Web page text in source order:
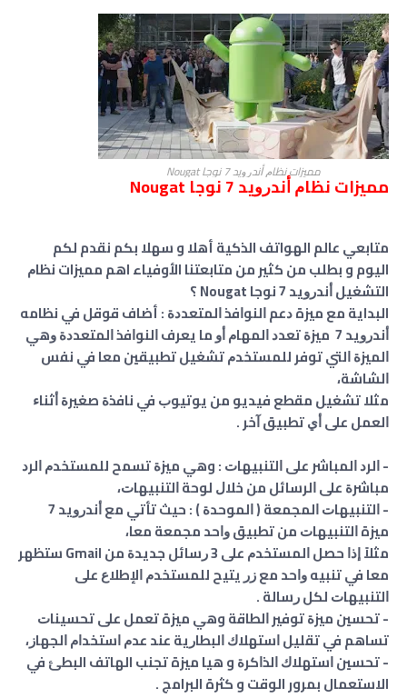
مميزات ﻧﻈﺎﻡ ﺃﻧﺪﺭﻭﻳﺪ 7 ﻧﻮﺟﺎ Nougat
مميزات ﻧﻈﺎﻡ ﺃﻧﺪﺭﻭﻳﺪ 7 ﻧﻮﺟﺎ Nougat
متابعي عالم الهواتف الذكية أهلا و سهلا بكم نقدم لكم
اليوم و بطلب من كثير من متابعتنا الأوفياء اهم مميزات ﻧﻈﺎﻡ
التشغيل ﺃﻧﺪﺭﻭﻳﺪ 7 ﻧﻮﺟﺎ Nougat ؟
البداية مع ميزة ﺩﻋﻢ ﺍﻟﻨﻮﺍﻓﺬ ﺍﻟﻤﺘﻌﺪﺩﺓ : أضاف قوقل في نظامه
ﺃﻧﺪﺭﻭﻳﺪ 7 ﻣﻴﺰﺓ ﺗﻌﺪﺩ ﺍﻟﻤﻬﺎﻡ ﺃﻭ ما يعرف ﺍﻟﻨﻮﺍﻓﺬ ﺍﻟﻤﺘﻌﺪﺩﺓ ﻭﻫﻲ
ﺍﻟﻤﻴﺰﺓ ﺍﻟﺘﻲ ﺗﻮﻓﺮ ﻟﻠﻤﺴﺘﺨﺪﻡ ﺗﺸﻐﻴﻞ ﺗﻄﺒﻴﻘﻴﻦ ﻣﻌﺎ ﻓﻲ ﻧﻔﺲ
ﺍﻟﺸﺎﺷﺔ،
مثلا ﺗﺸﻐﻴﻞ ﻣﻘﻄﻊ ﻓﻴﺪﻳﻮ ﻣﻦ ﻳﻮﺗﻴﻮﺏ ﻓﻲ ﻧﺎﻓﺬﺓ ﺻﻐﻴﺮﺓ ﺃﺛﻨﺎﺀ
ﺍﻟﻌﻤﻞ ﻋﻠﻰ ﺃﻱ ﺗﻄﺒﻴﻖ ﺁﺧﺮ .
- ﺍﻟﺮﺩ ﺍﻟﻤﺒﺎﺷﺮ ﻋﻠﻰ ﺍﻟﺘﻨﺒﻴﻬﺎﺕ : وهي ﻣﻴﺰﺓ تسمح ﻟﻠﻤﺴﺘﺨﺪﻡ ﺍﻟﺮﺩ
ﻣﺒﺎﺷﺮﺓ ﻋﻠﻰ ﺍﻟﺮﺳﺎﺋﻞ ﻣﻦ ﺧﻼﻝ ﻟﻮﺣﺔ ﺍﻟﺘﻨﺒﻴﻬﺎﺕ،
- ﺍﻟﺘﻨﺒﻴﻬﺎﺕ ﺍﻟﻤﺠﻤﻌﺔ ‏( ﺍﻟﻤﻮﺣﺪﺓ ‏) : حيث تأتي مع ﺃﻧﺪﺭﻭﻳﺪ 7
ميزة ﺍﻟﺘﻨﺒﻴﻬﺎﺕ ﻣﻦ ﺗﻄﺒﻴﻖ ﻭﺍﺣﺪ ﻣﺠﻤﻌﺔ ﻣﻌﺎ،
مثلاً ﺇﺫﺍ ﺣﺼﻞ ﺍﻟﻤﺴﺘﺨﺪﻡ ﻋﻠﻰ 3 ﺭﺳﺎﺋﻞ ﺟﺪﻳﺪﺓ ﻣﻦ Gmail ﺳﺘﻈﻬﺮ
ﻣﻌﺎ ﻓﻲ ﺗﻨﺒﻴﻪ ﻭﺍﺣﺪ ﻣﻊ ﺯﺭ ﻳﺘﻴﺢ ﻟﻠﻤﺴﺘﺨﺪﻡ ﺍﻹﻃﻼﻉ ﻋﻠﻰ
ﺍﻟﺘﻨﺒﻴﻬﺎﺕ ﻟﻜﻞ ﺭﺳﺎﻟﺔ .
- ﺗﺤﺴﻴﻦ ﻣﻴﺰﺓ ﺗﻮﻓﻴﺮ ﺍﻟﻄﺎﻗﺔ وهي ميزة تعمل ﻋﻠﻰ ﺗﺤﺴﻴﻨﺎﺕ
ﺗﺴﺎﻫﻢ ﻓﻲ ﺗﻘﻠﻴﻞ ﺍﺳﺘﻬﻼﻙ ﺍﻟﺒﻄﺎﺭﻳﺔ ﻋﻨﺪ ﻋﺪﻡ ﺍﺳﺘﺨﺪﺍﻡ ﺍﻟﺠﻬﺎﺯ،
- ﺗﺤﺴﻴﻦ ﺍﺳﺘﻬﻼﻙ ﺍﻟﺬﺍﻛﺮﺓ و هيا ميزة تجنب الهاتف البطئ في
الاستعمال بمرور الوقت و كثرة البرامج .